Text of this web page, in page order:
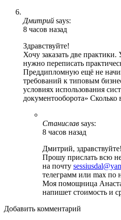
Дмитрий says:
8 часов назад
Здравствуйте!
Хочу заказать две
нужно переписать
Преддипломную ещё не
требований к типовым
условиях использования
документооборота» Сколько
Станислав says:
8 часов назад
Дмитрий, здравствуйте!
Прошу прислать всю
на почту
телеграмм или max по
Моя помощница
напишет стоимость и
Добавить комментарий